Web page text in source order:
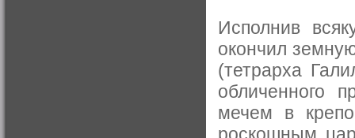
Исполнив
окончил
(тетрарха
обличенного
мечем в